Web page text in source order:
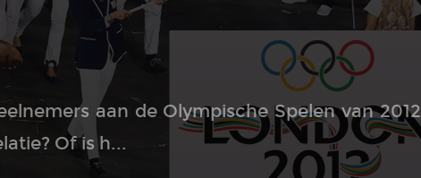
leren
aan de Olympische Spelen van
Of is h...